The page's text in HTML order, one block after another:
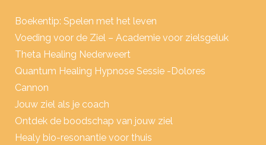
Boekentip: Spelen met het leven
Voeding voor de Ziel – Academie voor zielsgeluk
Theta Healing Nederweert
Quantum Healing Hypnose Sessie -Dolores
Cannon
Jouw ziel als je coach
Ontdek de boodschap van jouw ziel
Healy bio-resonantie voor thuis